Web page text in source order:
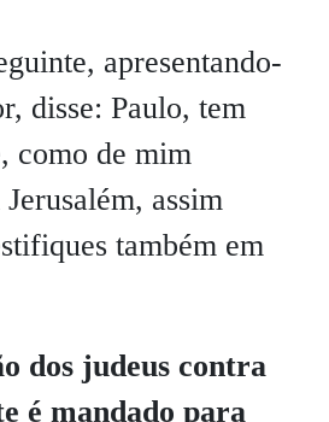
apresentando-
disse: Paulo, tem
como de mim
assim
também em
dos judeus contra
é mandado para